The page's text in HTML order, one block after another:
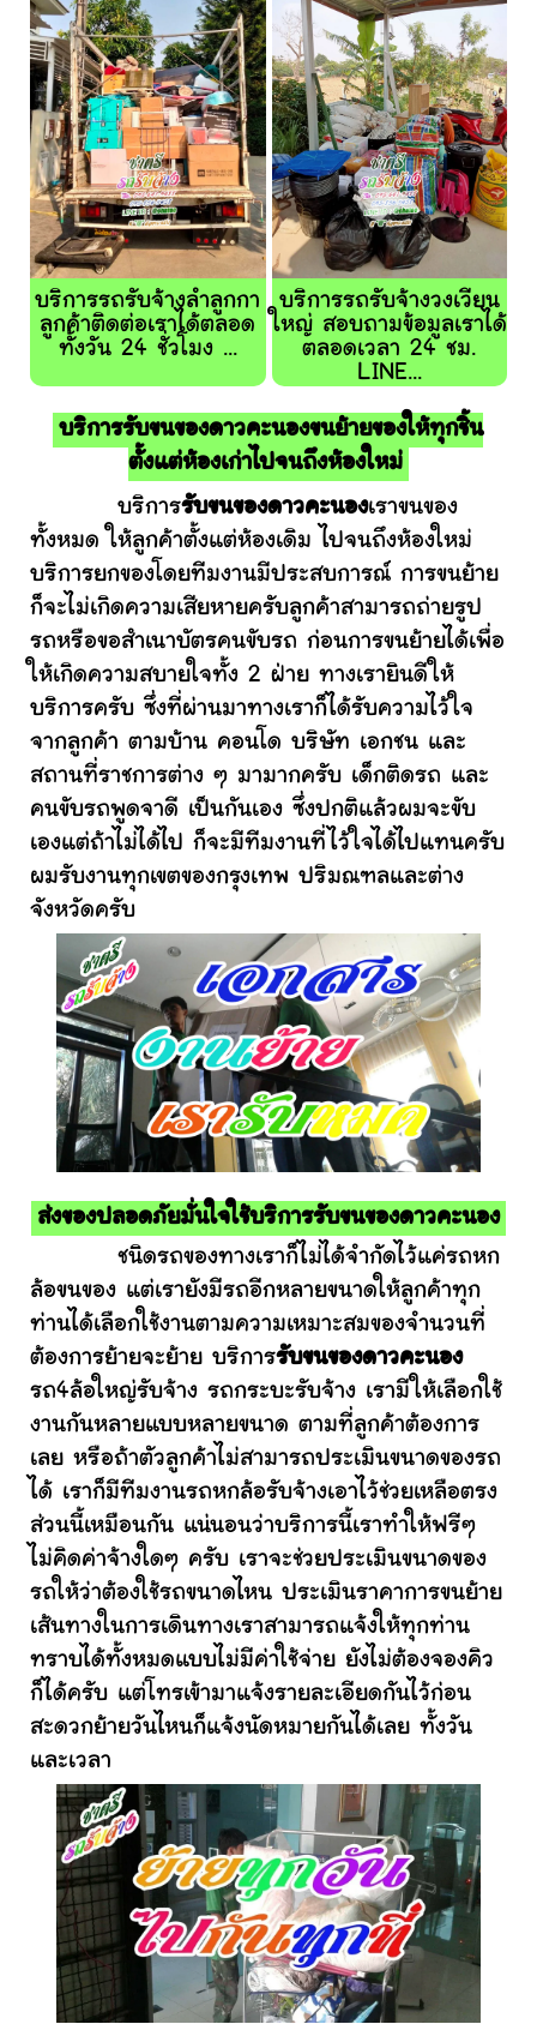
บริการรถรับจ้างลำลูกกา
ลูกค้าติดต่อเราได้ตลอด
ทั้งวัน 24 ชั่วโมง ...
บริการรถรับจ้างวงเวียน
ใหญ่ สอบถามข้อมูลเราได้
ตลอดเวลา 24 ชม.
LINE...
บริการรับขนของดาวคะนองขนย้ายของให้ทุกชิ้น
ตั้งแต่ห้องเก่าไปจนถึงห้องใหม่
บริการรับขนของดาวคะนองเราขนของ
ทั้งหมด ให้ลูกค้าตั้งแต่ห้องเดิม ไปจนถึงห้องใหม่
บริการยกของโดยทีมงานมีประสบการณ์ การขนย้าย
ก็จะไม่เกิดความเสียหายครับลูกค้าสามารถถ่ายรูป
รถหรือขอสำเนาบัตรคนขับรถ ก่อนการขนย้ายได้เพื่อ
ให้เกิดความสบายใจทั้ง 2 ฝ่าย ทางเรายินดีให้
บริการครับ ซึ่งที่ผ่านมาทางเราก็ได้รับความไว้ใจ
จากลูกค้า ตามบ้าน คอนโด บริษัท เอกชน และ
สถานที่ราชการต่าง ๆ มามากครับ เด็กติดรถ และ
คนขับรถพูดจาดี เป็นกันเอง ซึ่งปกติแล้วผมจะขับ
เองแต่ถ้าไม่ได้ไป ก็จะมีทีมงานที่ไว้ใจได้ไปแทนครับ
ผมรับงานทุกเขตของกรุงเทพ ปริมณฑลและต่าง
จังหวัดครับ
ส่งของปลอดภัยมั่นใจใช้บริการรับขนของดาวคะนอง
ชนิดรถของทางเราก็ไม่ได้จำกัดไว้แค่รถหก
ล้อขนของ แต่เรายังมีรถอีกหลายขนาดให้ลูกค้าทุก
ท่านได้เลือกใช้งานตามความเหมาะสมของจำนวนที่
ต้องการย้ายจะย้าย บริการรับขนของดาวคะนอง
รถ4ล้อใหญ่รับจ้าง รถกระบะรับจ้าง เรามีให้เลือกใช้
งานกันหลายแบบหลายขนาด ตามที่ลูกค้าต้องการ
เลย หรือถ้าตัวลูกค้าไม่สามารถประเมินขนาดของรถ
ได้ เราก็มีทีมงานรถหกล้อรับจ้างเอาไว้ช่วยเหลือตรง
ส่วนนี้เหมือนกัน แน่นอนว่าบริการนี้เราทำให้ฟรีๆ
ไม่คิดค่าจ้างใดๆ ครับ เราจะช่วยประเมินขนาดของ
รถให้ว่าต้องใช้รถขนาดไหน ประเมินราคาการขนย้าย
เส้นทางในการเดินทางเราสามารถแจ้งให้ทุกท่าน
ทราบได้ทั้งหมดแบบไม่มีค่าใช้จ่าย ยังไม่ต้องจองคิว
ก็ได้ครับ แต่โทรเข้ามาแจ้งรายละเอียดกันไว้ก่อน
สะดวกย้ายวันไหนก็แจ้งนัดหมายกันได้เลย ทั้งวัน
และเวลา